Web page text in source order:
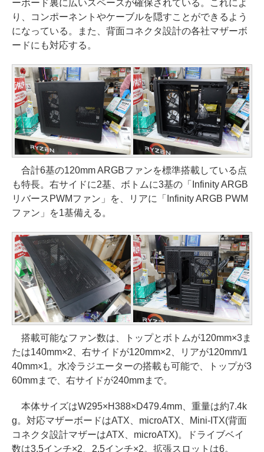
ーボード裏に広いスペースが確保されている。これによ
り、コンポーネントやケーブルを隠すことができるよう
になっている。また、背面コネクタ設計の各社マザーボ
ードにも対応する。
合計6基の120mm ARGBファンを標準搭載している点
も特長。右サイドに2基、ボトムに3基の「Infinity ARGB
リバースPWMファン」を、リアに「Infinity ARGB PWM
ファン」を1基備える。
搭載可能なファン数は、トップとボトムが120mm×3ま
たは140mm×2、右サイドが120mm×2、リアが120mm/1
40mm×1。水冷ラジエーターの搭載も可能で、トップが3
60mmまで、右サイドが240mmまで。
本体サイズはW295×H388×D479.4mm、重量は約7.4k
g。対応マザーボードはATX、microATX、Mini-ITX(背面
コネクタ設計マザーはATX、microATX)。ドライブベイ
数は3.5インチ×2、2.5インチ×2。拡張スロットは6。